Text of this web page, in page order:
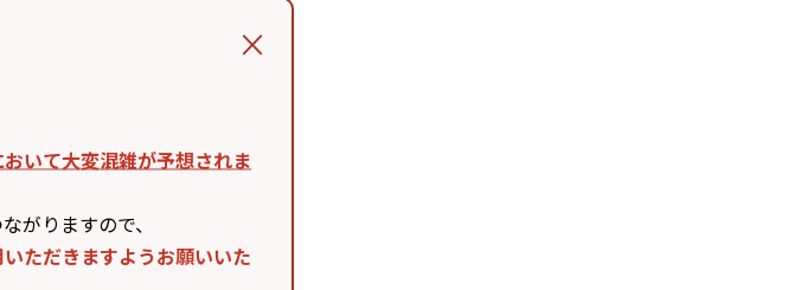
いて大変混雑が予想されま
がりますので、
ただきますようお願いいた